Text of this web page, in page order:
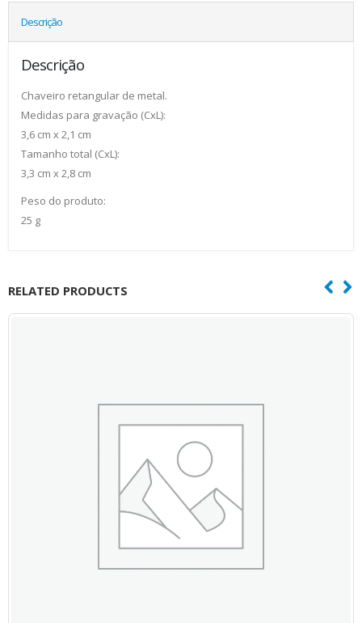
Descrição
Descrição
Chaveiro retangular de metal.
Medidas para gravação (CxL):
3,6 cm x 2,1 cm
Tamanho total (CxL):
3,3 cm x 2,8 cm
Peso do produto:
25 g
RELATED PRODUCTS